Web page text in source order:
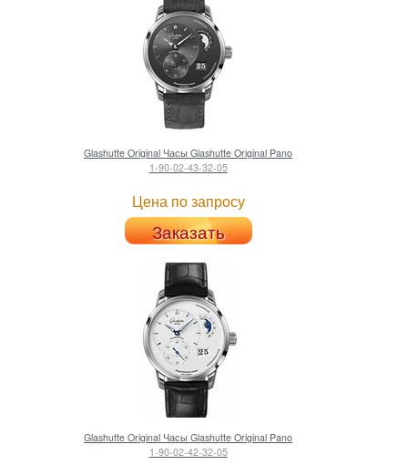
Glashutte Original Часы Glashutte Original Pano
1-90-02-43-32-05
Цена по запросу
Заказать
Glashutte Original Часы Glashutte Original Pano
1-90-02-42-32-05